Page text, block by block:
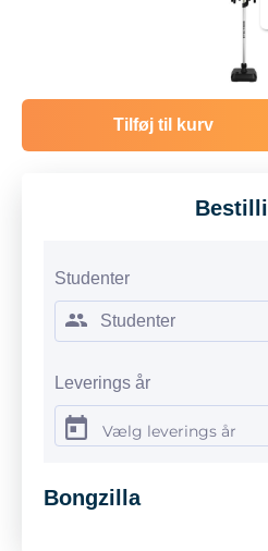
Tilføj til kurv
Studenter
Leverings år
Vælg leverings år
Bongzilla